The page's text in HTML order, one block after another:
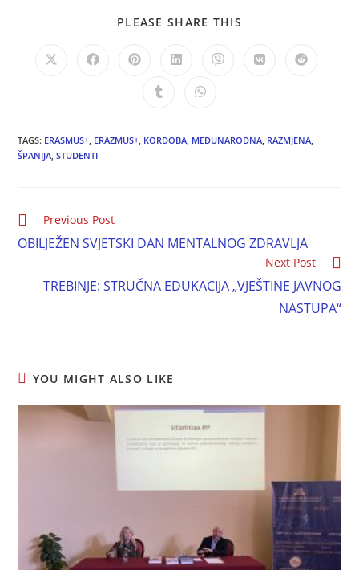
PLEASE SHARE THIS
TAGS: ERASMUS+ ERAZMUS+ KORDOBA MEĐUNARODNA RAZMJENA
ŠPANIJA STUDENTI
Previous Post
OBILJEŽEN SVJETSKI DAN MENTALNOG ZDRAVLJA
Next Post
TREBINJE: STRUČNA EDUKACIJA „VJEŠTINE JAVNOG
NASTUPA“
YOU MIGHT ALSO LIKE